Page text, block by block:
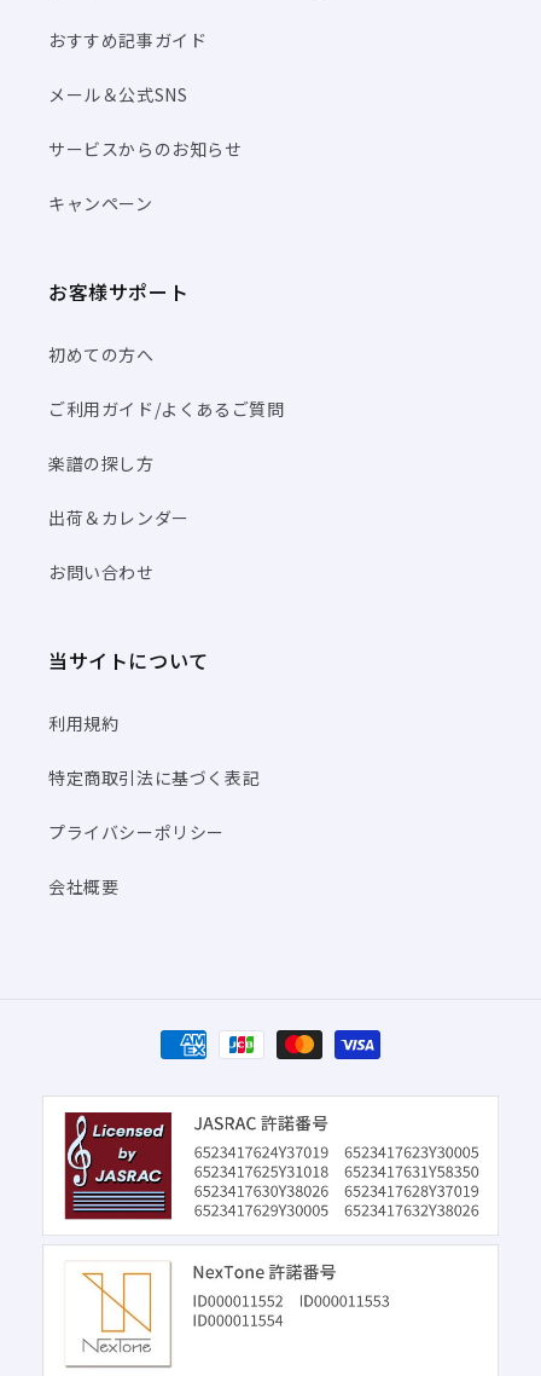
おすすめ記事ガイド
メール＆公式SNS
サービスからのお知らせ
キャンペーン
お客様サポート
初めての方へ
ご利用ガイド/よくあるご質問
楽譜の探し方
出荷＆カレンダー
お問い合わせ
当サイトについて
利用規約
特定商取引法に基づく表記
プライバシーポリシー
会社概要
決
済
方
法